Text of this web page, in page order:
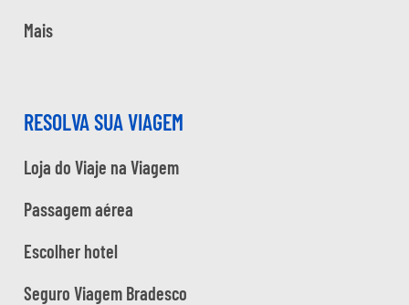
Mais
RESOLVA SUA VIAGEM
Loja do Viaje na Viagem
Passagem aérea
Escolher hotel
Seguro Viagem Bradesco